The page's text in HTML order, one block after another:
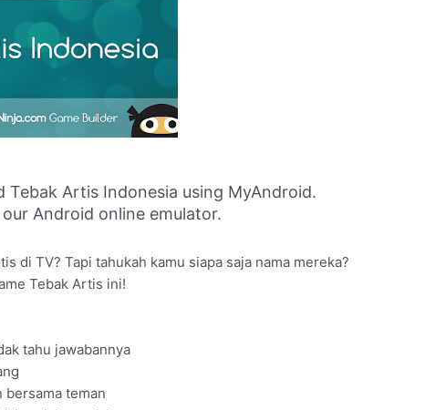
Tebak Artis Indonesia using MyAndroid.
Android online emulator.
di TV? Tapi tahukah kamu siapa saja nama mereka?
Tebak Artis ini!
tahu jawabannya
teman